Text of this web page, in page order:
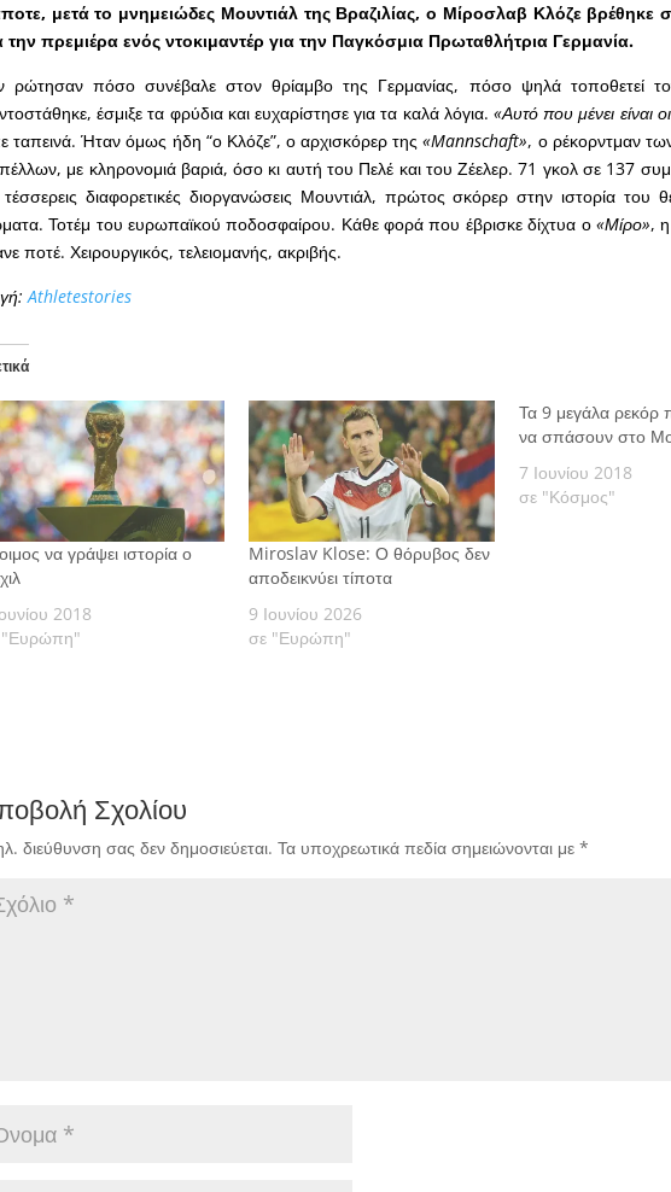
μετά το μνημειώδες Μουντιάλ της Βραζιλίας, ο Μίροσλαβ Κλόζε βρέθηκε
την πρεμιέρα ενός ντοκιμαντέρ για την Παγκόσμια Πρωταθλήτρια Γερμανία.
ρώτησαν πόσο συνέβαλε στον θρίαμβο της Γερμανίας, πόσο ψηλά τοποθετεί
έσμιξε τα φρύδια και ευχαρίστησε για τα καλά λόγια. «Αυτό που μένει είναι
ταπεινά. Ήταν όμως ήδη “ο Κλόζε”, ο αρχισκόρερ της«Mannschaft», ο ρέκορντμαν
με κληρονομιά βαριά, όσο κι αυτή του Πελέ και του Ζέελερ. 71 γκολ σε 137
διαφορετικές διοργανώσεις Μουντιάλ, πρώτος σκόρερ στην ιστορία του
Τοτέμ του ευρωπαϊκού ποδοσφαίρου. Κάθε φορά που έβρισκε δίχτυα ο «Μίρο»,
ποτέ. Χειρουργικός, τελειομανής, ακριβής.
Athletestories
να γράψει ιστορία ο
2018
"Ευρώπη"
Miroslav Klose: Ο θόρυβος δεν
αποδεικνύει τίποτα
9 Ιουνίου 2026
σε "Ευρώπη"
Τα 9 μεγάλα ρεκόρ
να σπάσουν στο
7 Ιουνίου 2018
σε "Κόσμος"
Σχολίου
διεύθυνση σας δεν δημοσιεύεται. Τα υποχρεωτικά πεδία σημειώνονται με *